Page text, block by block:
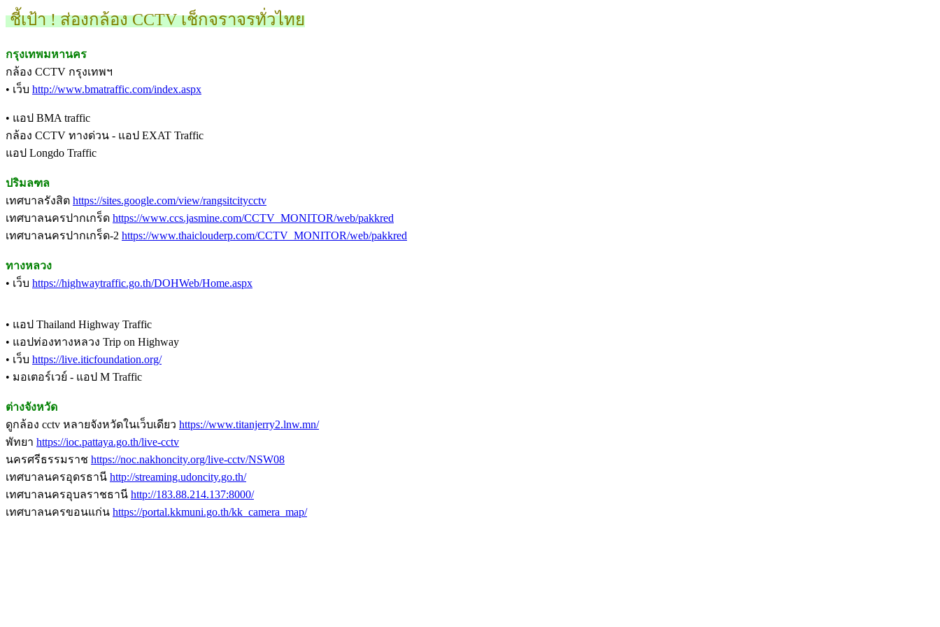
ชี้เป้า ! ส่องกล้อง CCTV เช็กจราจรทั่วไทย
กรุงเทพมหานคร
กล้อง CCTV กรุงเทพฯ
• เว็บ http://www.bmatraffic.com/index.aspx
• แอป BMA traffic
กล้อง CCTV ทางด่วน - แอป EXAT Traffic
แอป Longdo Traffic
ปริมลฑล
เทศบาลรังสิต https://sites.google.com/view/rangsitcitycctv
เทศบาลนครปากเกร็ด https://www.ccs.jasmine.com/CCTV_MONITOR/web/pakkred
เทศบาลนครปากเกร็ด-2 https://www.thaiclouderp.com/CCTV_MONITOR/web/pakkred
ทางหลวง
• เว็บ https://highwaytraffic.go.th/DOHWeb/Home.aspx
• แอป Thailand Highway Traffic
• แอปท่องทางหลวง Trip on Highway
• เว็บ https://live.iticfoundation.org/
• มอเตอร์เวย์ - แอป M Traffic
ต่างจังหวัด
ดูกล้อง cctv หลายจังหวัดในเว็บเดียว https://www.titanjerry2.lnw.mn/
พัทยา https://ioc.pattaya.go.th/live-cctv
นครศรีธรรมราช https://noc.nakhoncity.org/live-cctv/NSW08
เทศบาลนครอุดรธานี http://streaming.udoncity.go.th/
เทศบาลนครอุบลราชธานี http://183.88.214.137:8000/
เทศบาลนครขอนแก่น https://portal.kkmuni.go.th/kk_camera_map/